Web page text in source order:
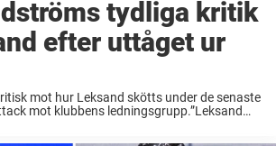
tydliga kritik
efter uttåget ur
mot hur Leksand skötts under de senaste
mot klubbens ledningsgrupp.”Leksand